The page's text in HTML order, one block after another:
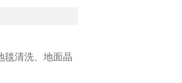
毯清洗、地面晶